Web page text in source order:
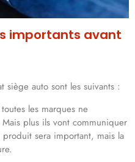
importants avant
siège auto sont les suivants :
les marques ne
plus ils vont communiquer
sera important, mais la